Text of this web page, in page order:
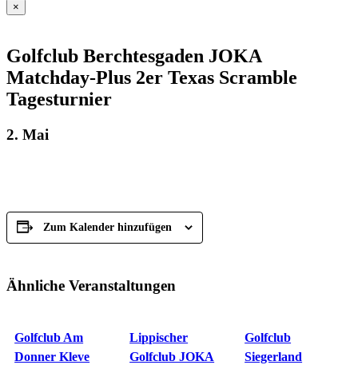
×
Golfclub Berchtesgaden JOKA
Matchday-Plus 2er Texas Scramble
Tagesturnier
2. Mai
Zum Kalender hinzufügen
Ähnliche Veranstaltungen
Golfclub Am
Donner Kleve
Lippischer
Golfclub JOKA
Golfclub
Siegerland